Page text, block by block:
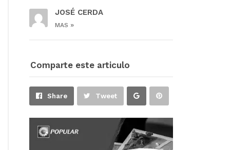
JOSÉ CERDA
MAS »
Comparte este articulo
Share Tweet Share
Google+
Pin